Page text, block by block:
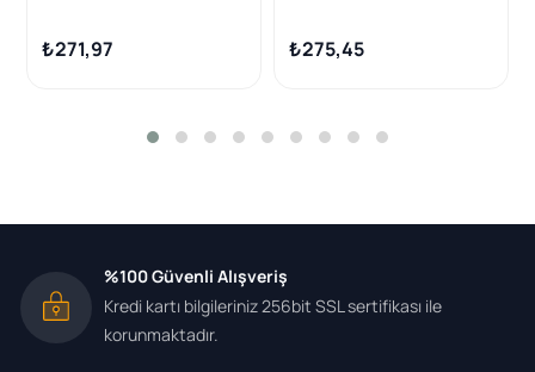
B180 B200 CLA200
CLA250 11-19
₺271,97 ₺275,45
%100 Güvenli Alışveriş
Kredi kartı bilgileriniz 256bit SSL sertifikası ile
korunmaktadır.